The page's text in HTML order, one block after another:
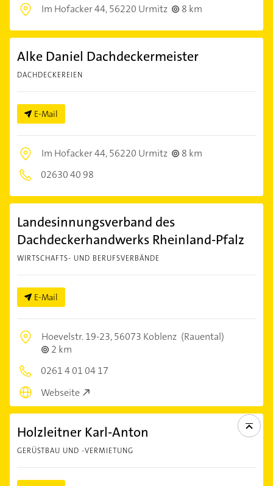
Im Hofacker 44,56220 Urmitz 8 km
Alke Daniel Dachdeckermeister
DACHDECKEREIEN
E-Mail
Im Hofacker 44,56220 Urmitz
8 km
02630 40 98
Landesinnungsverband des
Dachdeckerhandwerks Rheinland-Pfalz
WIRTSCHAFTS- UND BERUFSVERBÄNDE
E-Mail
Hoevelstr. 19-23,56073 Koblenz (Rauental)
2 km
0261 4 01 04 17
Webseite
Holzleitner Karl-Anton
GERÜSTBAU UND -VERMIETUNG